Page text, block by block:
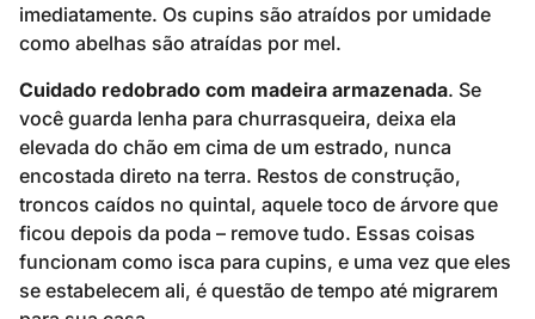
imediatamente. Os cupins são atraídos por umidade
como abelhas são atraídas por mel.
Cuidado redobrado com madeira armazenada. Se
você guarda lenha para churrasqueira, deixa ela
elevada do chão em cima de um estrado, nunca
encostada direto na terra. Restos de construção,
troncos caídos no quintal, aquele toco de árvore que
ficou depois da poda – remove tudo. Essas coisas
funcionam como isca para cupins, e uma vez que eles
se estabelecem ali, é questão de tempo até migrarem